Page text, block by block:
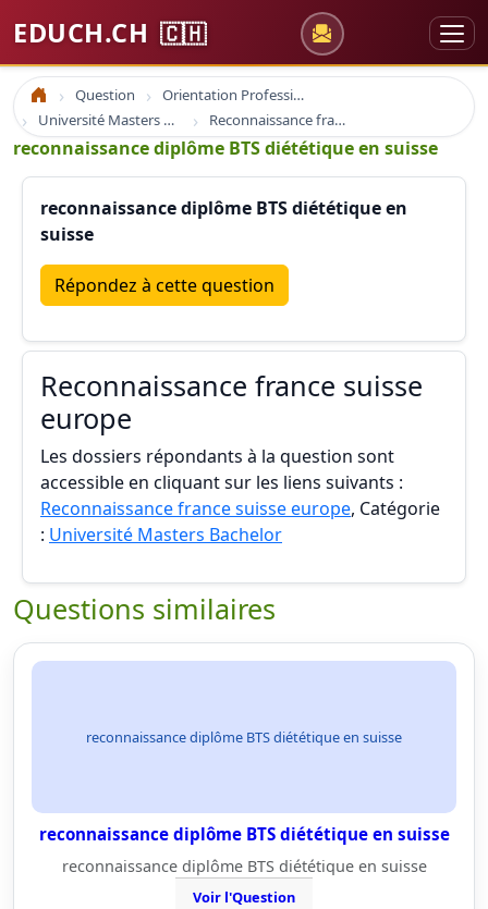
EDUCH.CH 🇨🇭
Accueil Question
Orientation Professionnelle
Université Masters Bachelor
Reconnaissance france suisse europe
reconnaissance diplôme BTS diététique en suisse
reconnaissance diplôme BTS diététique en
suisse
Répondez à cette question
Reconnaissance france suisse
europe
Les dossiers répondants à la question sont
accessible en cliquant sur les liens suivants :
Reconnaissance france suisse europe, Catégorie
: Université Masters Bachelor
Questions similaires
reconnaissance diplôme BTS diététique en suisse
reconnaissance diplôme BTS diététique en suisse
reconnaissance diplôme BTS diététique en suisse
Voir l'Question